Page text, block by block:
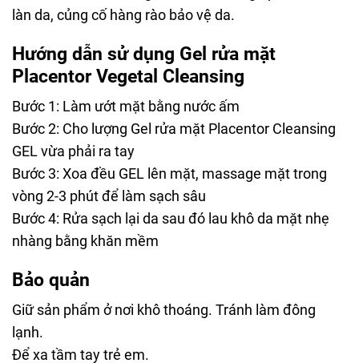
làn da, củng cố hàng rào bảo vệ da.
Hướng dẫn sử dụng Gel rửa mặt
Placentor Vegetal Cleansing
Bước 1: Làm ướt mặt bằng nước ấm
Bước 2: Cho lượng Gel rửa mặt Placentor Cleansing
GEL vừa phải ra tay
Bước 3: Xoa đều GEL lên mặt, massage mặt trong
vòng 2-3 phút để làm sạch sâu
Bước 4: Rửa sạch lại da sau đó lau khô da mặt nhẹ
nhàng bằng khăn mềm
Bảo quản
Giữ sản phẩm ở nơi khô thoáng. Tránh làm đông
lạnh.
Để xa tầm tay trẻ em.